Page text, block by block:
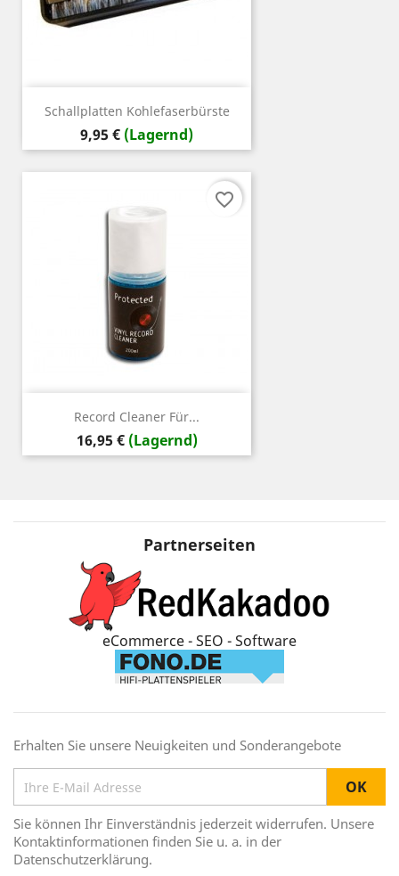
Schallplatten Kohlefaserbürste
Preis
9,95 € (Lagernd)
Record Cleaner Für...
Preis
16,95 € (Lagernd)
favorite_border
Partnerseiten
eCommerce - SEO - Software
Erhalten Sie unsere Neuigkeiten und Sonderangebote
Sie können Ihr Einverständnis jederzeit widerrufen. Unsere
Kontaktinformationen finden Sie u. a. in der
Datenschutzerklärung.